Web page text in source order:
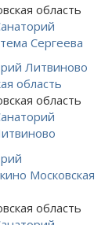
область
Сергеева
область
область